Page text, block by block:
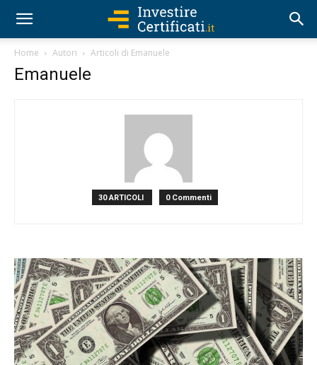
Home Autori Articoli di Emanuele
Emanuele
30 ARTICOLI 0 Commenti